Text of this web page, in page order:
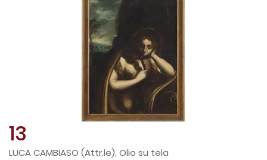
13
LUCA CAMBIASO (Attr.le), Olio su tela